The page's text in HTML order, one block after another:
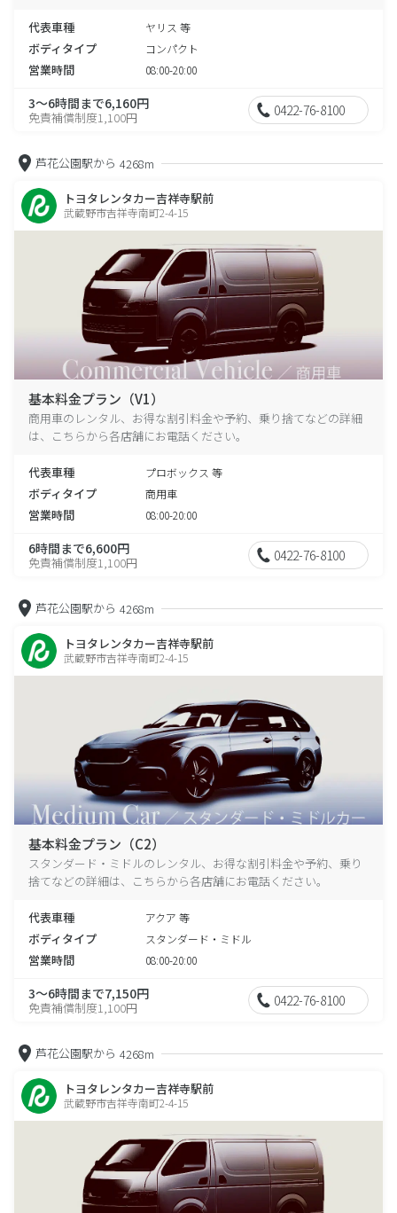
代表車種 ヤリス 等
ボディタイプ コンパクト
営業時間 08:00-20:00
3～6時間まで6,160円
免責補償制度1,100円 0422-76-8100
芦花公園駅から 4268m
トヨタレンタカー吉祥寺駅前
武蔵野市吉祥寺南町2-4-15
基本料金プラン（V1）
商用車のレンタル、お得な割引料金や予約、乗り捨てなどの詳細
は、こちらから各店舗にお電話ください。
代表車種 プロボックス 等
ボディタイプ 商用車
営業時間 08:00-20:00
6時間まで6,600円
免責補償制度1,100円 0422-76-8100
芦花公園駅から 4268m
トヨタレンタカー吉祥寺駅前
武蔵野市吉祥寺南町2-4-15
基本料金プラン（C2）
スタンダード・ミドルのレンタル、お得な割引料金や予約、乗り
捨てなどの詳細は、こちらから各店舗にお電話ください。
代表車種 アクア 等
ボディタイプ スタンダード・ミドル
営業時間 08:00-20:00
3～6時間まで7,150円
免責補償制度1,100円 0422-76-8100
芦花公園駅から 4268m
トヨタレンタカー吉祥寺駅前
武蔵野市吉祥寺南町2-4-15